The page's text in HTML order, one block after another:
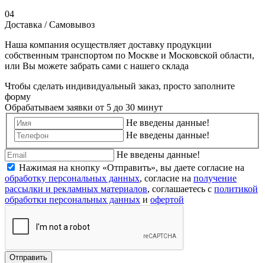
04
Доставка / Самовывоз
Наша компания осуществляет доставку продукции
собственным транспортом по Москве и Московской области,
или Вы можете забрать сами с нашего склада
Чтобы сделать индивидуальный заказ, просто заполните
форму
Обрабатываем заявки от 5 до 30 минут
Не введены данные!
Не введены данные!
Не введены данные!
Нажимая на кнопку «Отправить», вы даете согласие на
обработку персональных данных, согласие на получение
рассылки и рекламных материалов, соглашаетесь c политикой
обработки персональных данных и офертой
Отправить